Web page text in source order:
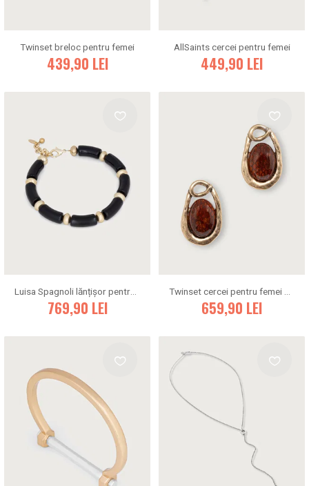
Twinset breloc pentru femei
439,90 LEI
AllSaints cercei pentru femei
449,90 LEI
Luisa Spagnoli lănțișor pentru femei Niardo
769,90 LEI
Twinset cercei pentru femei din metal
659,90 LEI